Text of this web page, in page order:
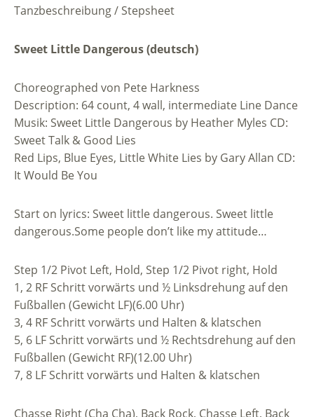
Tanzbeschreibung / Stepsheet
Sweet Little Dangerous (deutsch)
Choreographed von Pete Harkness
Description: 64 count, 4 wall, intermediate Line Dance
Musik: Sweet Little Dangerous by Heather Myles CD:
Sweet Talk & Good Lies
Red Lips, Blue Eyes, Little White Lies by Gary Allan CD:
It Would Be You
Start on lyrics: Sweet little dangerous. Sweet little
dangerous.Some people don’t like my attitude…
Step 1/2 Pivot Left, Hold, Step 1/2 Pivot right, Hold
1, 2 RF Schritt vorwärts und ½ Linksdrehung auf den
Fußballen (Gewicht LF)(6.00 Uhr)
3, 4 RF Schritt vorwärts und Halten & klatschen
5, 6 LF Schritt vorwärts und ½ Rechtsdrehung auf den
Fußballen (Gewicht RF)(12.00 Uhr)
7, 8 LF Schritt vorwärts und Halten & klatschen
Chasse Right (Cha Cha), Back Rock, Chasse Left, Back